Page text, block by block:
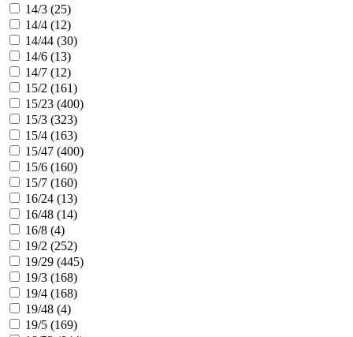
14/3 (25)
14/4 (12)
14/44 (30)
14/6 (13)
14/7 (12)
15/2 (161)
15/23 (400)
15/3 (323)
15/4 (163)
15/47 (400)
15/6 (160)
15/7 (160)
16/24 (13)
16/48 (14)
16/8 (4)
19/2 (252)
19/29 (445)
19/3 (168)
19/4 (168)
19/48 (4)
19/5 (169)